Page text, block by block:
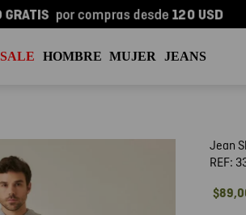
SALE HOMBRE MUJER JEANS
Jean
REF:
$89,